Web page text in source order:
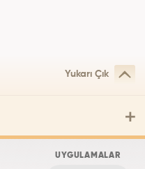
Yukarı Çık
UYGULAMALAR